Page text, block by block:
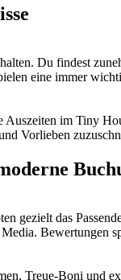
Du findest
eine immer
im Tiny
Vorlieben
gezielt das
Bewertungen
Treue-Boni und